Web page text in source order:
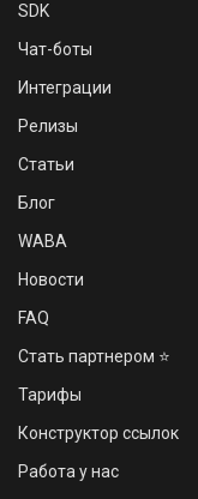
SDK
Чат-боты
Интеграции
Релизы
Статьи
Блог
WABA
Новости
FAQ
Стать партнером ⭐
Тарифы
Конструктор ссылок
Работа у нас